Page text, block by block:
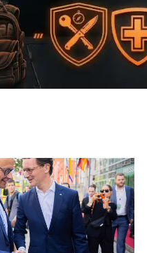
Рівне